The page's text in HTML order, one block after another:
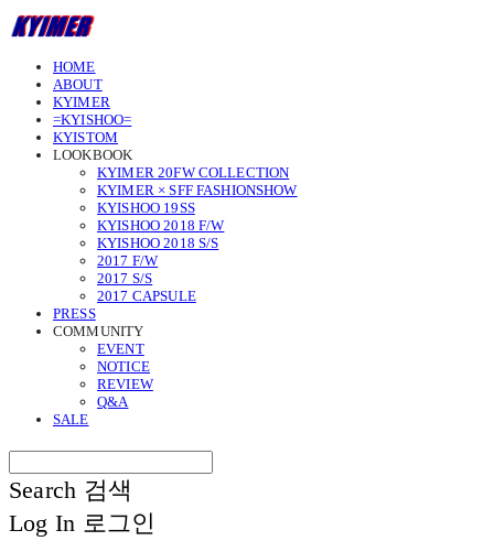
HOME
ABOUT
KYIMER
=KYISHOO=
KYISTOM
LOOKBOOK
KYIMER 20FW COLLECTION
KYIMER × SFF FASHIONSHOW
KYISHOO 19SS
KYISHOO 2018 F/W
KYISHOO 2018 S/S
2017 F/W
2017 S/S
2017 CAPSULE
PRESS
COMMUNITY
EVENT
NOTICE
REVIEW
Q&A
SALE
Search 검색
Log In 로그인